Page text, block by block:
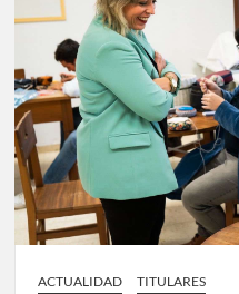
ACTUALIDAD TITULARES